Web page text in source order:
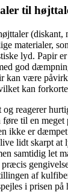
til
(diskant,
materialer,
lyd. Papir
god
kan være
kan
reagerer
til en
ikke er
lidt skarpt
samtidig let
af
i prisen på